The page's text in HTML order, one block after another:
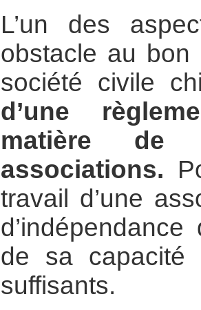
L’un des
obstacle au bon
société civile
d’une
matière de
associations.
travail d’une
de sa capacité
suffisants.